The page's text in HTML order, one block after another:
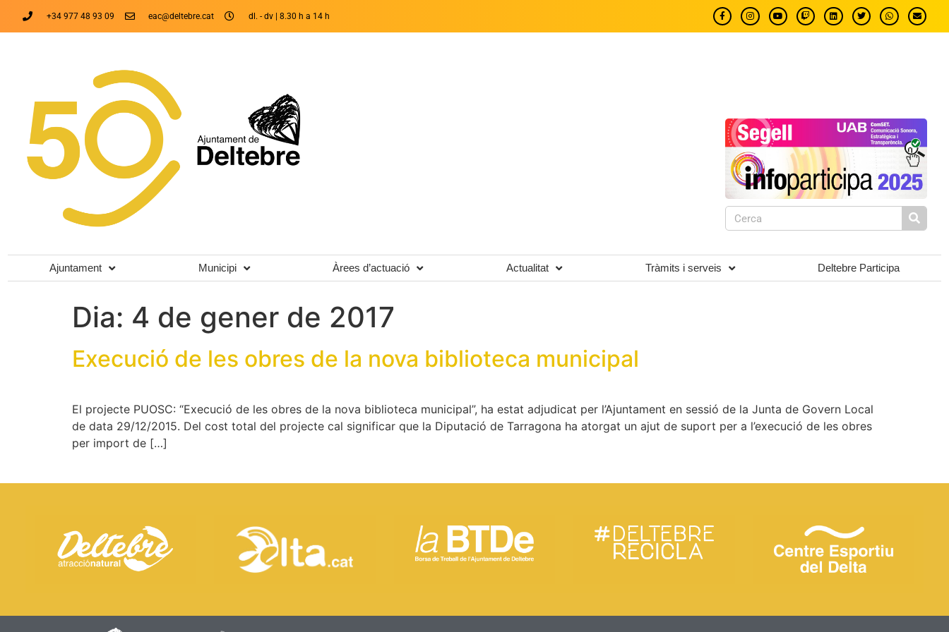
+34 977 48 93 09 eac@deltebre.cat dl. - dv | 8.30 h a 14 h
Ajuntament Municipi Àrees d’actuació Actualitat Tràmits i serveis Deltebre Participa
Dia: 4 de gener de 2017
Execució de les obres de la nova biblioteca municipal
El projecte PUOSC: “Execució de les obres de la nova biblioteca municipal”, ha estat adjudicat per l’Ajuntament en sessió de la Junta de Govern Local
de data 29/12/2015. Del cost total del projecte cal significar que la Diputació de Tarragona ha atorgat un ajut de suport per a l’execució de les obres
per import de […]